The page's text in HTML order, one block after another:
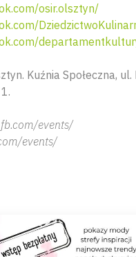
osir.olsztyn/
Kuźnia Społeczna,
events/
events/